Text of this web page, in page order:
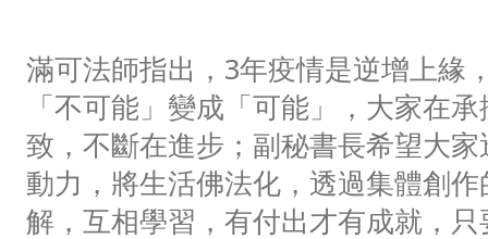
滿可法師指出，3年疫情是逆增上緣
「不可能」變成「可能」，大家在
致，不斷在進步；副秘書長希望大
動力，將生活佛法化，透過集體創
解，互相學習，有付出才有成就，